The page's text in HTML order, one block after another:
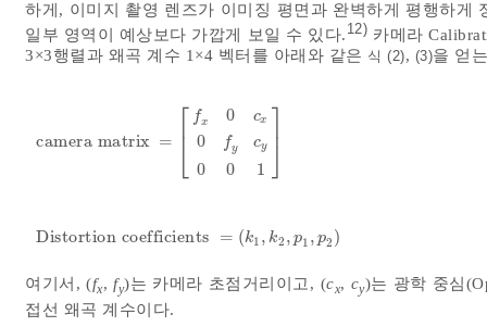
하게, 이미지 촬영 렌즈가 이미징 평면과 완벽하게 평행하게
일부 영역이 예상보다 가깝게 보일 수 있다. 12) 카메라
3×3행렬과 왜곡 계수 1×4 벡터를 아래와 같은 식 (2), (3)을 얻
camera matrix = ⎡
⎢
fx
0
0
0
fy
0
cx
cy
1
⎤⎥
camera matrix= fx cx0 yc y
Distortion coefficients = (k1 , k2 , p1 , p2 )
Distortion coefficients=k1,k2,p1
여기서, (fx,fy)는 카메라 초점거리이고, (cx, cy)는 광학 중심
접선 왜곡 계수이다.